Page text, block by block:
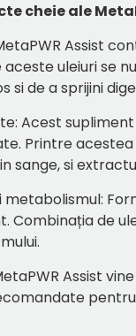
cheie ale
Assist
uleiuri se
si de a sprijini
Acest
Printre
sange, si
metabolismul:
Combinația de
Assist